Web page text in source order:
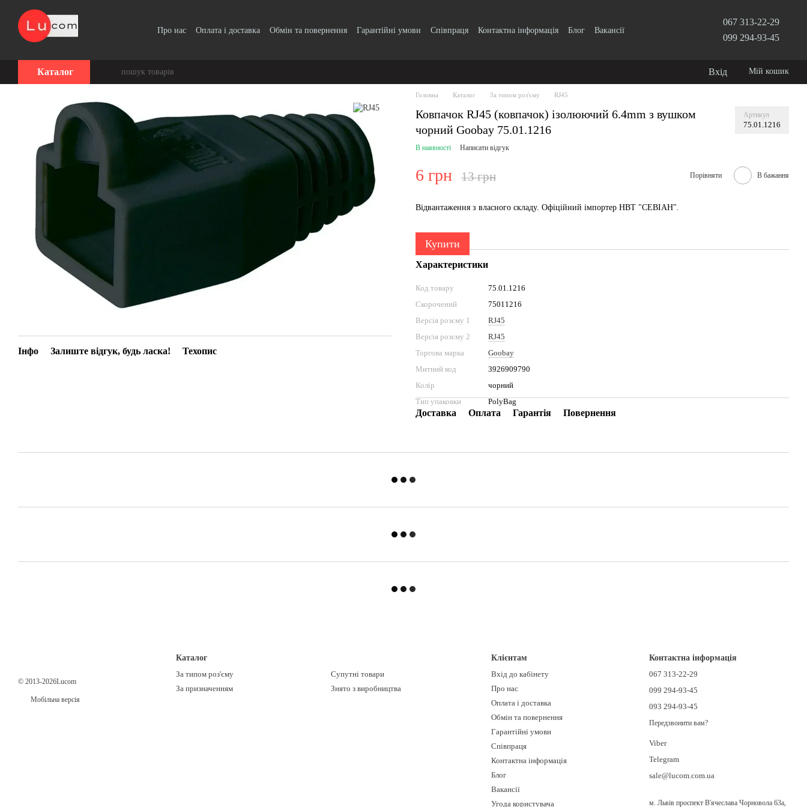
Перейти до основного контенту
Про нас Оплата і доставка Обмін та повернення Гарантійні умови Співпраця Контактна інформація Блог
Вакансії
067 313-22-29
099 294-93-45
Каталог Вхід Мій кошик
Інфо Залиште відгук, будь ласка! Техопис
Головна Каталог За типом роз'єму RJ45
Ковпачок RJ45 (ковпачок) ізолюючий 6.4mm з вушком
чорний Goobay 75.01.1216
Артикул
75.01.1216
В наявності Написати відгук
6 грн 13 грн Порівняти В бажання
Відвантаження з власного складу. Офіційний імпортер НВТ "СЕВІАН".
Купити
Характеристики
Код товару
75.01.1216
Скорочений
75011216
Версія розєму 1
RJ45
Версія розєму 2
RJ45
Торгова марка
Goobay
Митний код
3926909790
Колір
чорний
Тип упаковки
PolyBag
Доставка Оплата Гарантія Повернення
© 2013-2026Lucom
Мобільна версія
Каталог
За типом роз'єму
За призначенням
Супутні товари
Знято з виробництва
Клієнтам
Вхід до кабінету
Про нас
Оплата і доставка
Обмін та повернення
Гарантійні умови
Співпраця
Контактна інформація
Блог
Вакансії
Угода користувача
Контактна інформація
067 313-22-29
099 294-93-45
093 294-93-45
Передзвонити вам?
Viber
Telegram
sale@lucom.com.ua
м. Львів проспект В'ячеслава Чорновола 63а,